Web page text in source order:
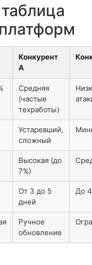
Конкурент
А
Средняя
(частые
техработы)
Устаревший,
сложный
Высокая (до
7%)
От 3 до 5
дней
До
Ручное
обновление